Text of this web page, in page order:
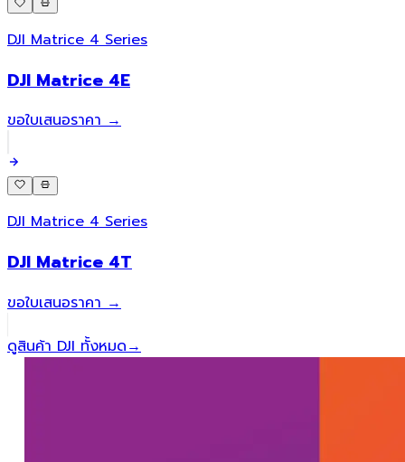
DJI Matrice 4 Series
DJI Matrice 4E
ขอใบเสนอราคา →
DJI Matrice 4 Series
DJI Matrice 4T
ขอใบเสนอราคา →
ดูสินค้า DJI ทั้งหมด→